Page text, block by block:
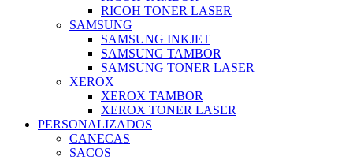
RICOH TONER LASER
SAMSUNG
SAMSUNG INKJET
SAMSUNG TAMBOR
SAMSUNG TONER LASER
XEROX
XEROX TAMBOR
XEROX TONER LASER
PERSONALIZADOS
CANECAS
SACOS